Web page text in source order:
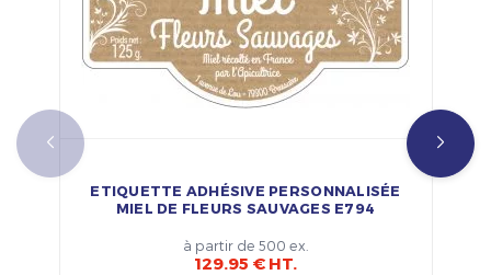
ETIQUETTE ADHÉSIVE PERSONNALISÉE
MIEL DE FLEURS SAUVAGES E794
à partir de 500 ex.
129.95 € HT.